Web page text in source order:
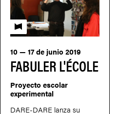
FABULER L'ÉCOLE
10 — 17 de junio 2019
Fabuler l'école
Proyecto escolar
experimental
DARE-DARE lanza su